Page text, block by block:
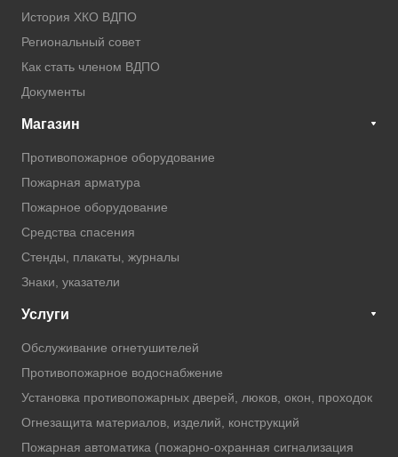
История ХКО ВДПО
Региональный совет
Как стать членом ВДПО
Документы
Магазин
Противопожарное оборудование
Пожарная арматура
Пожарное оборудование
Средства спасения
Стенды, плакаты, журналы
Знаки, указатели
Услуги
Обслуживание огнетушителей
Противопожарное водоснабжение
Установка противопожарных дверей, люков, окон, проходок
Огнезащита материалов, изделий, конструкций
Пожарная автоматика (пожарно-охранная сигнализация